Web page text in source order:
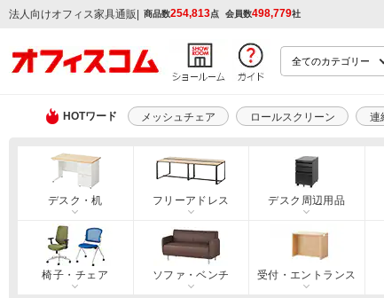
法人向けオフィス家具通販 | 商品数254,813点 会員数498,779社
HOTワード メッシュチェア ロールスクリーン 連
デスク・机 フリーアドレス デスク周辺用品
椅子・チェア ソファ・ベンチ 受付・エントランス